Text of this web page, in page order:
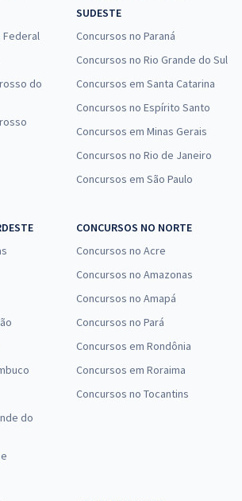
edital)
R$ 319,92
à vista
R$26,66
Comprar
do
SUDESTE
Concursos no Paraná
Concursos no Rio Grande do Sul
Concursos em Santa Catarina
Concursos no Espírito Santo
Concursos em Minas Gerais
Concursos no Rio de Janeiro
Concursos em São Paulo
do
CONCURSOS NO NORTE
Concursos no Acre
Concursos no Amazonas
Concursos no Amapá
Concursos no Pará
Concursos em Rondônia
Concursos em Roraima
Concursos no Tocantins